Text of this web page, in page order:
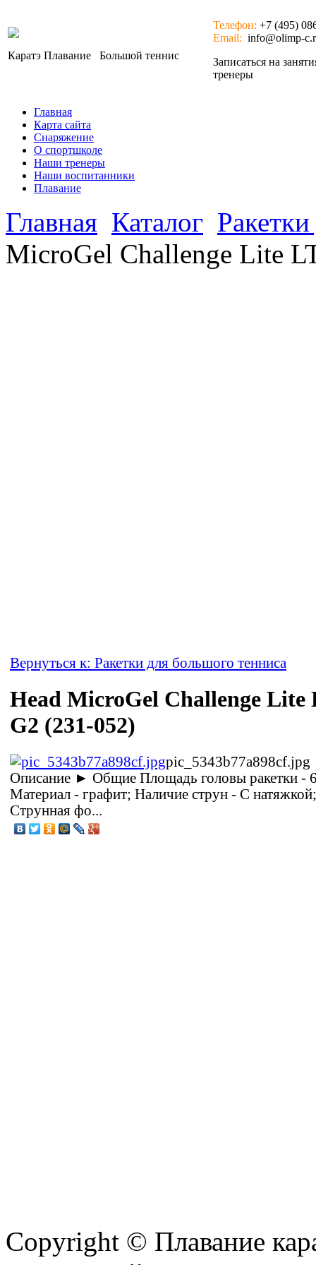
Каратэ Плавание Большой теннис
Телефон: +7 (495)
Email: info@olimp-
Записаться на
тренеры
Главная
Карта сайта
Снаряжение
О спортшколе
Наши тренеры
Наши воспитанники
Плавание
Главная Каталог
MicroGel Challenge Lite
Вернуться к: Ракетки для большого тенниса
Head MicroGel Challenge Lite
G2 (231-052)
pic_5343b77a898cf.jpg
Описание ► Общие Площадь головы ракетки -
Материал - графит; Наличие струн - С натяжкой;
Струнная фо...
Copyright © Плавание